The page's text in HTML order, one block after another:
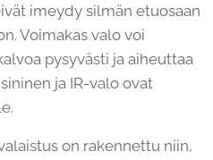
imeydy silmän etuosaan
Voimakas valo voi
pysyvästi ja aiheuttaa
ja IR-valo ovat
on rakennettu niin,